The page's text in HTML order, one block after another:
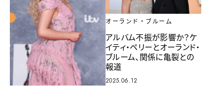
オーランド・ブルーム
アルバム不振が影響か？ケ
イティ・ペリーとオーランド・
ブルーム、関係に亀裂との
報道
2025.06.12